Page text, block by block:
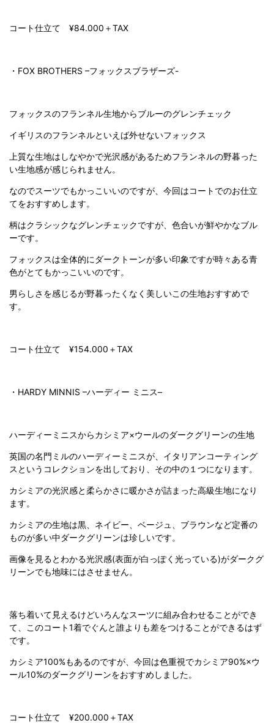
コート仕立て ¥84.000 ＋TAX
・ FOX BROTHERS –フォックスブラザーズ-
フォックスのフランネル生地からブルーのグレンチェック
イギリスのフランネルといえば外せないフォックス
上質な生地はしなやかで光沢感があるためフランネルの野暮った
い生地感が感じられません。
なのでスーツでもかっこいいのですが、今回はコートでのお仕立
てをおすすめします。
柄はクラシックなグレンチェックですが、色合いが鮮やかなブル
ーです。
フォックスは全体的にダークトーンが多い印象ですが時々ある青
色がとてもかっこいいのです。
男らしさを感じるが野暮ったくなく美しいこの生地おすすめで
す。
コート仕立て ¥154.000 ＋TAX
・ HARDY MINNIS –ハーディー ミニス–
ハーディーミニスからカシミア×ウールのダークグリーンの生地
英国の名門ミルのハーディーミニスが、イタリアンコーティング
スというコレクションを出しており、その中の１つになります。
カシミアの光沢感と柔らかさに暖かさが詰まった高級生地になり
ます。
カシミアの生地は黒、ネイビー、ベージュ、ブラウンなど定番の
ものが多い中ダークグリーンは珍しいです。
画像を見るとわかる光沢感(表面が白っぽく光っている)がダークグ
リーンでも地味にはさせません。
落ち着いて見えるけどいろんなスーツに組み合わせることができ
て、このコート1着でぐんと誰よりも差をつけることができるはず
です。
カシミア100%もあるのですが、今回は色重視でカシミア90%×ウ
ール10%のダークグリーンをおすすめしました。
コート仕立て ¥200.000 ＋TAX